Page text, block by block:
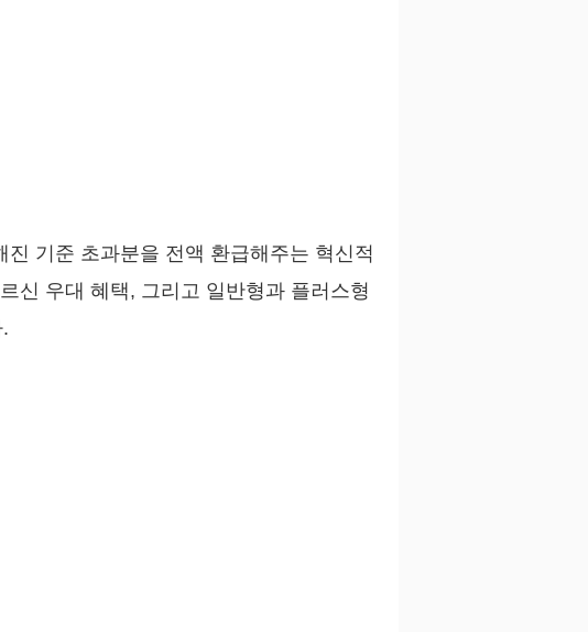
진 기준 초과분을 전액 환급해주는 혁신적
신 우대 혜택, 그리고 일반형과 플러스형